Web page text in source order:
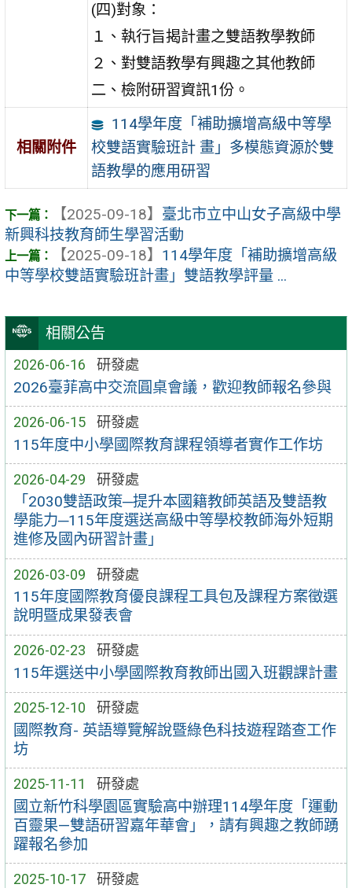
相關公告
2026-06-16 研發處
2026臺菲高中交流圓桌會議，歡迎教師報名參與
2026-06-15 研發處
115年度中小學國際教育課程領導者實作工作坊
2026-04-29 研發處
「2030雙語政策─提升本國籍教師英語及雙語教
學能力─115年度選送高級中等學校教師海外短期
進修及國內研習計畫」
2026-03-09 研發處
115年度國際教育優良課程工具包及課程方案徵選
說明暨成果發表會
2026-02-23 研發處
115年選送中小學國際教育教師出國入班觀課計畫
2025-12-10 研發處
國際教育- 英語導覽解說暨綠色科技遊程踏查工作
坊
2025-11-11 研發處
國立新竹科學園區實驗高中辦理114學年度「運動
百靈果—雙語研習嘉年華會」，請有興趣之教師踴
躍報名參加
2025-10-17 研發處
(四)對象：
１、執行旨揭計畫之雙語教學教師
２、對雙語教學有興趣之其他教師
二、檢附研習資訊1份。
相關附件
114學年度「補助擴增高級中等學
校雙語實驗班計 畫」多模態資源於雙
語教學的應用研習
【2025-09-18】 臺北市立中山女子高級中學
新興科技教育師生學習活動
【2025-09-18】 114學年度「補助擴增高級
中等學校雙語實驗班計畫」雙語教學評量 ...